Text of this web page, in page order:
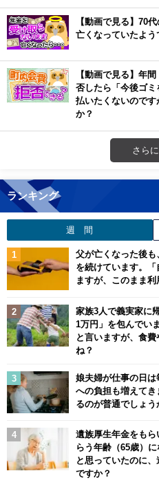
【動画で見る】70
亡くなっていたよ
【動画で見る】年
否したら「今後ゴ
払いたくないのです
か？
さら
ランキング
週 間
父が亡くなった後
を続けています。
ますが、このまま
家族3人で義実家に
1万円」を包んでい
と言いますが、食
ね？
娘夫婦が仕事の日
への負担も増えて
るのが普通でしょう
遺族厚生年金をもら
らう年齢（65歳）
と思っていたのに
ですか？